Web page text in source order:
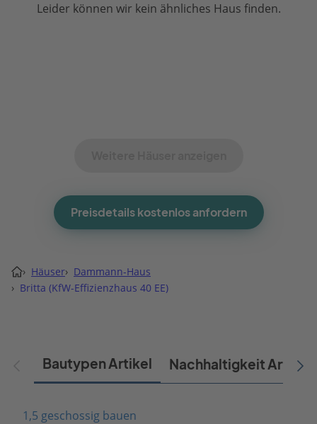
Leider können wir kein ähnliches Haus finden.
Preisdetails kostenlos anfordern
› Häuser› Dammann-Haus
› Britta (KfW-Effizienzhaus 40 EE)
Bautypen Artikel Nachhaltigkeit Artikel
1,5 geschossig bauen